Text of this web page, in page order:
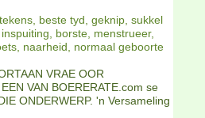
beste tyd, geknip, sukkel
borste, menstrueer,
naarheid, normaal geboorte
VRAE OOR
VAN BOERERATE.com se
ONDERWERP. 'n Versameling